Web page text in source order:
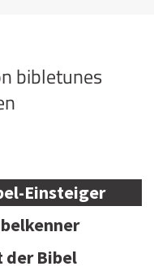
bibletunes
Einsteiger
der Bibel